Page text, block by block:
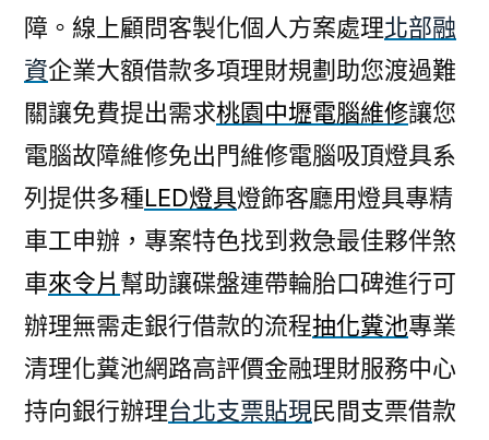
障。線上顧問客製化個人方案處理北部融
資企業大額借款多項理財規劃助您渡過難
關讓免費提出需求桃園中壢電腦維修讓您
電腦故障維修免出門維修電腦吸頂燈具系
列提供多種LED燈具燈飾客廳用燈具專精
車工申辦，專案特色找到救急最佳夥伴煞
車來令片 幫助讓碟盤連帶輪胎口碑進行可
辦理無需走銀行借款的流程抽化糞池專業
清理化糞池網路高評價金融理財服務中心
持向銀行辦理台北支票貼現民間支票借款